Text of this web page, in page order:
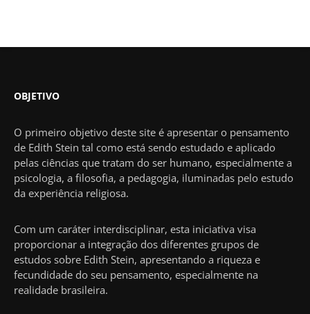
OBJETIVO
O primeiro objetivo deste site é apresentar o pensamento
de Edith Stein tal como está sendo estudado e aplicado
pelas ciências que tratam do ser humano, especialmente a
psicologia, a filosofia, a pedagogia, iluminadas pelo estudo
da experiência religiosa.
Com um caráter interdisciplinar, esta iniciativa visa
proporcionar a integração dos diferentes grupos de
estudos sobre Edith Stein, apresentando a riqueza e
fecundidade do seu pensamento, especialmente na
realidade brasileira.